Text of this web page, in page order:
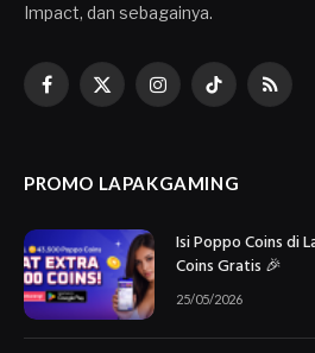
Impact, dan sebagainya.
Facebook
X
InstagramTikTokRSS
PROMO LAPAKGAMING
Isi Poppo Coins di
Coins Gratis 🎉
25/05/2026